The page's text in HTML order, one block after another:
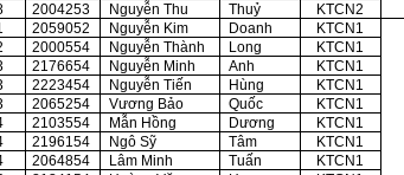
2004253 Nguyễn Thu Thuỷ
KTCN2
2059052 Nguyễn Kim Doanh KTCN1
2000554 Nguyễn Thành Long
KTCN1
2176654 Nguyễn Minh Anh
KTCN1
2223454 Nguyễn Tiến Hùng
KTCN1
2065254 Vương Bảo Quốc
KTCN1
2103554 Mẫn Hồng Dương
KTCN1
2196154 Ngô Sỹ Tâm
KTCN1
2064854 Lâm Minh Tuấn
KTCN1